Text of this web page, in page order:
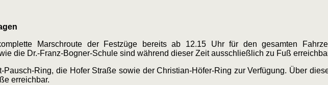
Marschroute der Festzüge bereits ab 12.15 Uhr für den gesamten
die Dr.-Franz-Bogner-Schule sind während dieser Zeit ausschließlich zu Fuß
Pausch-Ring, die Hofer Straße sowie der Christian-Höfer-Ring zur Verfügung. Über
erreichbar.